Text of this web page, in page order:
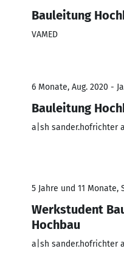
Bauleitung
VAMED
6 Monate, Aug. 2020 -
Bauleitung
a|sh sander.hofrichter
5 Jahre und 11 Monate,
Werkstudent
Hochbau
a|sh sander.hofrichter